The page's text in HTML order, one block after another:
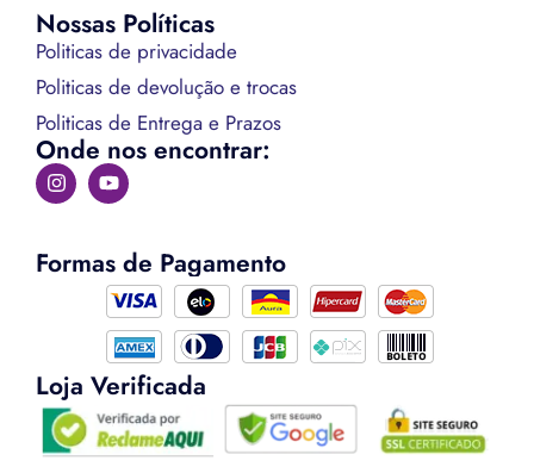
Nossas Políticas
Politicas de privacidade
Politicas de devolução e trocas
Politicas de Entrega e Prazos
Onde nos encontrar:
Formas de Pagamento
Loja Verificada